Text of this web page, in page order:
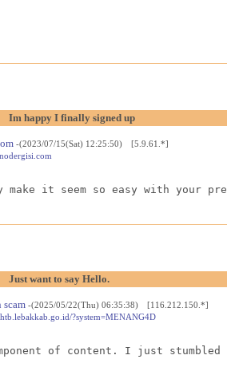
Im happy I finally signed up
-(2023/07/15(Sat) 12:25:50) [5.9.61.*]
make it seem so easy with your
Just want to say Hello.
scam -(2025/05/22(Thu) 06:35:38) [116.212.150.*]
?system=MENANG4D
of content. I just